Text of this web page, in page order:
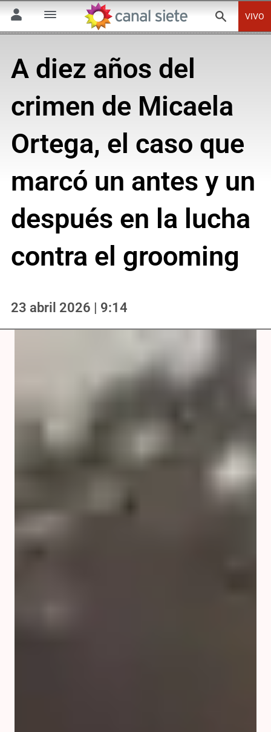
VIVO
A diez años del
crimen de Micaela
Ortega, el caso que
marcó un antes y un
después en la lucha
contra el grooming
23 abril 2026 | 9:14